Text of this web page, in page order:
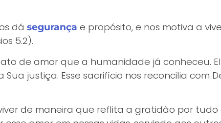
dá segurança e propósito, e nos motiva a
5.2).
de amor que a humanidade já conheceu.
justiça. Esse sacrifício nos reconcilia com
de maneira que reflita a gratidão por tudo